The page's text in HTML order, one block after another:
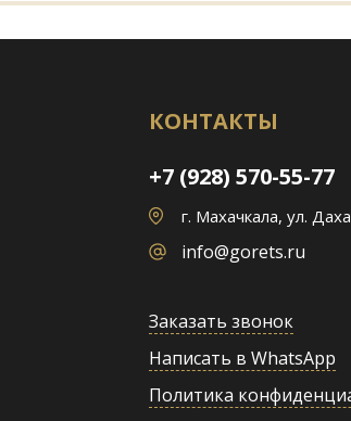
КОНТАКТЫ
+7 (928) 570-55-77
г. Махачкала, ул.
info@gorets.ru
Заказать звонок
Написать в WhatsApp
Политика